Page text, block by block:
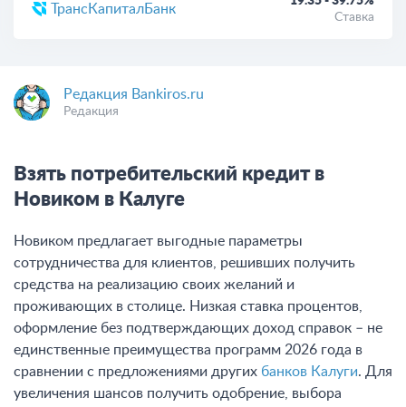
ТрансКапиталБанк
Ставка
Редакция Bankiros.ru
Редакция
Взять потребительский кредит в
Новиком в Калуге
Новиком предлагает выгодные параметры
сотрудничества для клиентов, решивших получить
средства на реализацию своих желаний и
проживающих в столице. Низкая ставка процентов,
оформление без подтверждающих доход справок – не
единственные преимущества программ 2026 года в
сравнении с предложениями других банков Калуги. Для
увеличения шансов получить одобрение, выбора